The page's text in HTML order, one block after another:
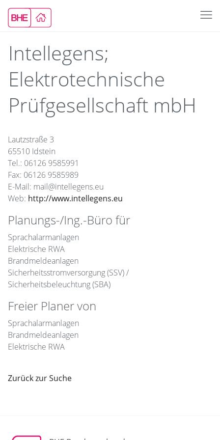
Intellegens;
Elektrotechnische
Prüfgesellschaft mbH
Lautzstraße 3
65510 Idstein
Tel.: 06126 9585991
Fax: 06126 9585989
E-Mail: mail@intellegens.eu
Web: http://www.intellegens.eu
Planungs-/Ing.-Büro für
Sprachalarmanlagen
Elektrische RWA
Brandmeldeanlagen
Sicherheitsstromversorgung (SSV) /
Sicherheitsbeleuchtung (SBA)
Freier Planer von
Sprachalarmanlagen
Brandmeldeanlagen
Elektrische RWA
Zurück zur Suche